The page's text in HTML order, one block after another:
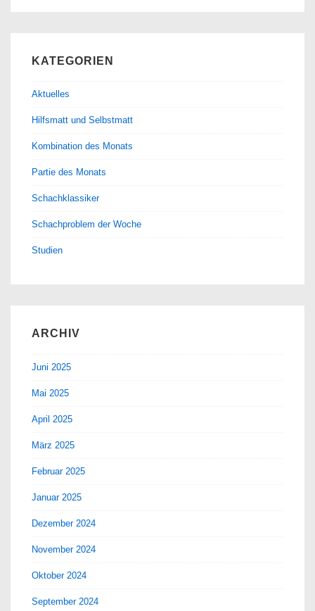
KATEGORIEN
Aktuelles
Hilfsmatt und Selbstmatt
Kombination des Monats
Partie des Monats
Schachklassiker
Schachproblem der Woche
Studien
ARCHIV
Juni 2025
Mai 2025
April 2025
März 2025
Februar 2025
Januar 2025
Dezember 2024
November 2024
Oktober 2024
September 2024